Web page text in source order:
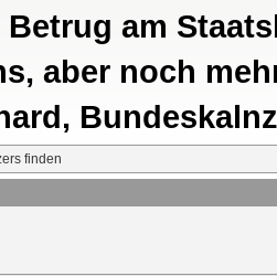
am
aber noch